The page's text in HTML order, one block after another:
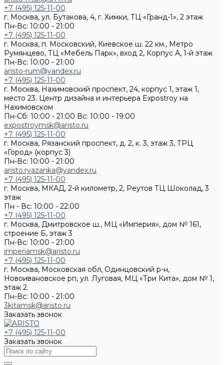
+7 (495) 125-11-00
г. Москва, ул. Бутакова, 4, г. Химки, ТЦ «Гранд-1», 2 этаж
Пн-Вс: 10:00 - 21:00
+7 (495) 125-11-00
г. Москва, п. Московский, Киевское ш. 22 км., Метро
Румянцево, ТЦ «Мебель Парк», вход 2, Корпус А, 1-й этаж
Пн-Вс: 10:00 - 21:00
aristo-rum@yandex.ru
+7 (495) 125-11-00
г. Москва, Нахимовский проспект, 24, корпус 1, этаж 1,
место 23. Центр дизайна и интерьера Expostroy на
Нахимовском
Пн-Сб: 10:00 - 21:00 Вс: 10:00 - 19:00
expostroymsk@aristo.ru
+7 (495) 125-11-00
г. Москва, Рязанский проспект, д. 2, к. 3, этаж 3, ТРЦ
«Город» (корпус 3)
Пн-Вс: 10:00 - 21:00
aristo.ryazanka@yandex.ru
+7 (495) 125-11-00
г. Москва, МКАД, 2-й километр, 2, Реутов ТЦ Шоколад, 3
этаж
Пн - Вс: 10:00 - 22:00
+7 (495) 125-11-00
г. Москва, Дмитровское ш., МЦ «Империя», дом № 161,
строение Б, этаж 3
Пн-Вс: 10:00 - 21:00
imperiamsk@aristo.ru
+7 (495) 125-11-00
г. Москва, Московская обл, Одинцовский р-н,
Новоивановское рп, ул. Луговая, МЦ «Три Кита», дом № 1,
этаж 2.
Пн-Вс: 10:00 - 21:00
3kitamsk@aristo.ru
Заказать звонок
+7 (495) 125-11-00
Заказать звонок